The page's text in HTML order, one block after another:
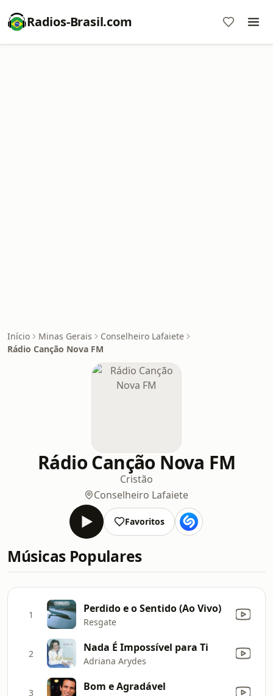
Radios-Brasil.com
Início Minas Gerais
Conselheiro Lafaiete
Rádio Canção Nova FM
Rádio Canção Nova FM
Cristão
Conselheiro Lafaiete
Favoritos
Músicas Populares
1 Perdido e o Sentido (Ao Vivo)
Resgate
2 Nada É Impossível para Ti
Adriana Arydes
3 Bom e Agradável